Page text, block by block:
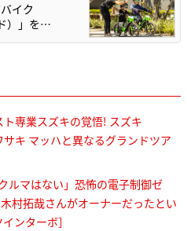
イク
）」を…
ト専業スズキの覚悟! スズキ
キ マッハと異なるグランドツア
ルマはない」恐怖の電子制御ゼ
村拓哉さんがオーナーだったとい
ンターボ］